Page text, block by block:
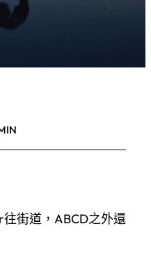
街道，ABCD之外還